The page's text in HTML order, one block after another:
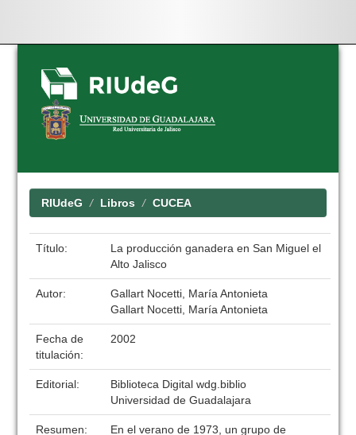
Skip
navigation
RIUdeG Libros CUCEA
Título:
La producción ganadera en San Miguel el
Alto Jalisco
Autor:
Gallart Nocetti, María Antonieta
Gallart Nocetti, María Antonieta
Fecha de
titulación:
2002
Editorial:
Biblioteca Digital wdg.biblio
Universidad de Guadalajara
Resumen:
En el verano de 1973, un grupo de